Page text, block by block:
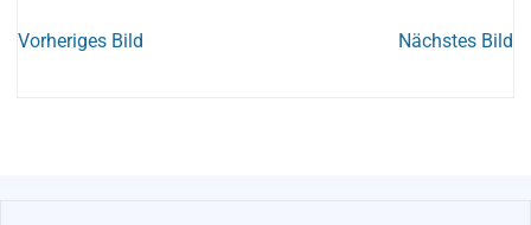
Vorheriges Bild Nächstes Bild